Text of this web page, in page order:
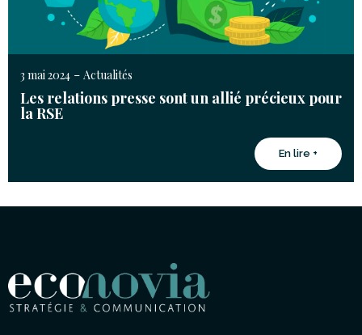
3 mai 2024 - Actualités
Les relations presse sont un allié précieux pour
la RSE
En lire +